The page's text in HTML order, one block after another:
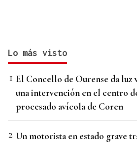
Lo más visto
El Concello de Ourense da luz
una intervención en el centro
procesado avícola de Coren
Un motorista en estado grave